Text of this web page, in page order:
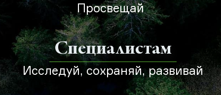
Просвещай
Специалистам
Исследуй, сохраняй, развивай